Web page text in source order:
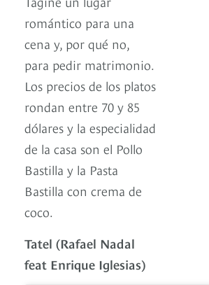
romántico para una
cena y, por qué no,
para pedir matrimonio.
Los precios de los platos
rondan entre 70 y 85
dólares y la especialidad
de la casa son el Pollo
Bastilla y la Pasta
Bastilla con crema de
coco.
Tatel (Rafael Nadal
feat Enrique Iglesias)